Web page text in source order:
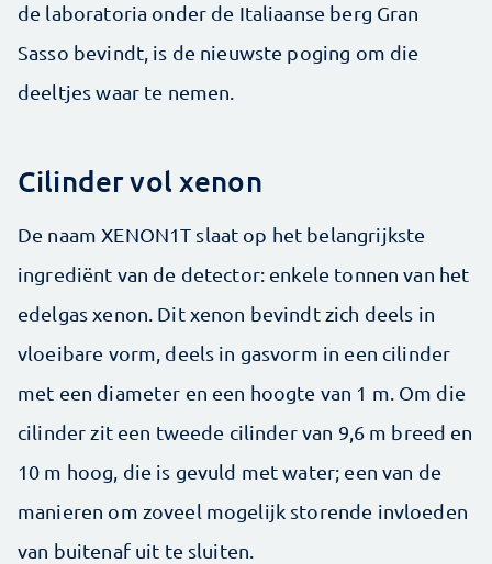
de laboratoria onder de Italiaanse berg Gran
Sasso bevindt, is de nieuwste poging om die
deeltjes waar te nemen.
Cilinder vol xenon
De naam XENON1T slaat op het belangrijkste
ingrediënt van de detector: enkele tonnen van het
edelgas xenon. Dit xenon bevindt zich deels in
vloeibare vorm, deels in gasvorm in een cilinder
met een diameter en een hoogte van 1 m. Om die
cilinder zit een tweede cilinder van 9,6 m breed en
10 m hoog, die is gevuld met water; een van de
manieren om zoveel mogelijk storende invloeden
van buitenaf uit te sluiten.